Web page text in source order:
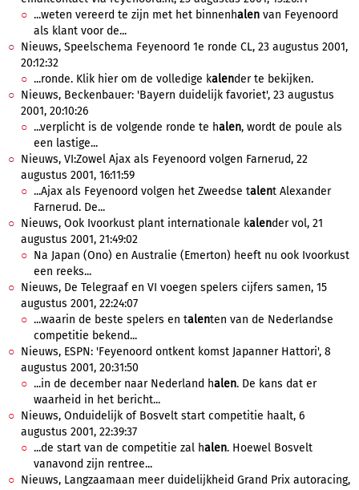
...weten vereerd te zijn met het binnenhalen van Feyenoord
als klant voor de...
Nieuws, Speelschema Feyenoord 1e ronde CL, 23 augustus 2001,
20:12:32
...ronde. Klik hier om de volledige kalender te bekijken.
Nieuws, Beckenbauer: 'Bayern duidelijk favoriet', 23 augustus
2001, 20:10:26
...verplicht is de volgende ronde te halen, wordt de poule als
een lastige...
Nieuws, VI:Zowel Ajax als Feyenoord volgen Farnerud, 22
augustus 2001, 16:11:59
...Ajax als Feyenoord volgen het Zweedse talent Alexander
Farnerud. De...
Nieuws, Ook Ivoorkust plant internationale kalender vol, 21
augustus 2001, 21:49:02
Na Japan (Ono) en Australie (Emerton) heeft nu ook Ivoorkust
een reeks...
Nieuws, De Telegraaf en VI voegen spelers cijfers samen, 15
augustus 2001, 22:24:07
...waarin de beste spelers en talenten van de Nederlandse
competitie bekend...
Nieuws, ESPN: 'Feyenoord ontkent komst Japanner Hattori', 8
augustus 2001, 20:31:50
...in de december naar Nederland halen. De kans dat er
waarheid in het bericht...
Nieuws, Onduidelijk of Bosvelt start competitie haalt, 6
augustus 2001, 22:39:37
...de start van de competitie zal halen. Hoewel Bosvelt
vanavond zijn rentree...
Nieuws, Langzaamaan meer duidelijkheid Grand Prix autoracing,